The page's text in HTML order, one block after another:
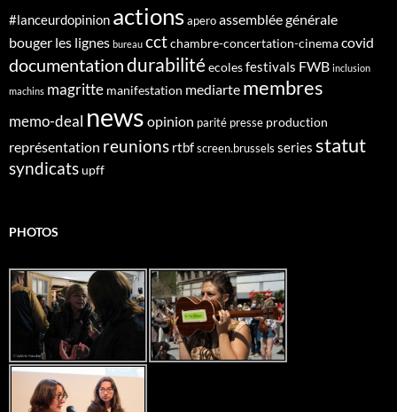
#lanceurdopinion actions apero assemblée générale
bouger les lignes bureau cctchambre-concertation-cinemacovid
documentationdurabilitéecolesfestivals FWB inclusion
machins magritte manifestation mediarte membres
memo-deal news opinion parité presse production
représentation reunions rtbf screen.brussels series statut
syndicatsupff
PHOTOS